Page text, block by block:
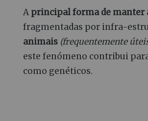
A principal forma de manter
fragmentadas por infra-
animais (frequentemente
este fenómeno contribui
como genéticos.